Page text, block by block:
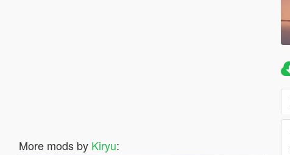
More mods by Kiryu: